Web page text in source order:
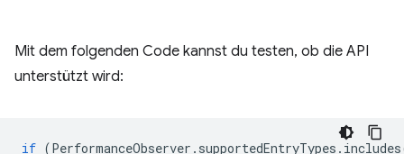
Mit dem folgenden Code kannst du testen, ob die API
unterstützt wird:
if (PerformanceObserver . supportedEntryTypes . includes